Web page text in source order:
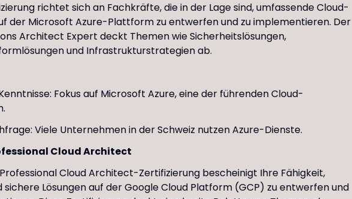
richtet sich an Fachkräfte, die in der Lage sind, umfassende Cloud-
der Microsoft Azure-Plattform zu entwerfen und zu implementieren. Der
Architect Expert deckt Themen wie Sicherheitslösungen,
und Infrastrukturstrategien ab.
Fokus auf Microsoft Azure, eine der führenden Cloud-
Viele Unternehmen in der Schweiz nutzen Azure-Dienste.
Cloud Architect
Cloud Architect-Zertifizierung bescheinigt Ihre Fähigkeit,
sichere Lösungen auf der Google Cloud Platform (GCP) zu entwerfen und